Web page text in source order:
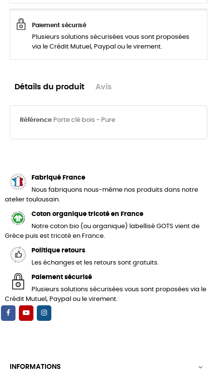
Paiement sécurisé
Plusieurs solutions sécurisées vous sont proposées
via le Crédit Mutuel, Paypal ou le virement.
Détails du produit Avis
Référence Porte clé bois - Pure
Fabriqué France
Nous fabriquons nous-même nos produits dans notre
atelier toulousain.
Coton organique tricoté en France
Notre coton bio (ou organique) labellisé GOTS vient de
Grèce puis est tricoté en France.
Politique retours
Les échanges et les retours sont gratuits.
Paiement sécurisé
Plusieurs solutions sécurisées vous sont proposées via le
Crédit Mutuel, Paypal ou le virement.
INFORMATIONS 